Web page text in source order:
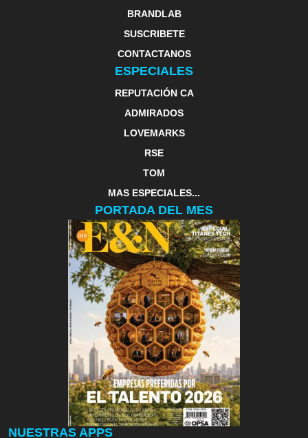
BRANDLAB
SUSCRIBETE
CONTACTANOS
ESPECIALES
REPUTACIÓN CA
ADMIRADOS
LOVEMARKS
RSE
TOM
MAS ESPECIALES...
PORTADA DEL MES
NUESTRAS APPS